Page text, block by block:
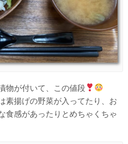
物が付いて、この値段
素揚げの野菜が入ってたり、お
食感があったりとめちゃくちゃ